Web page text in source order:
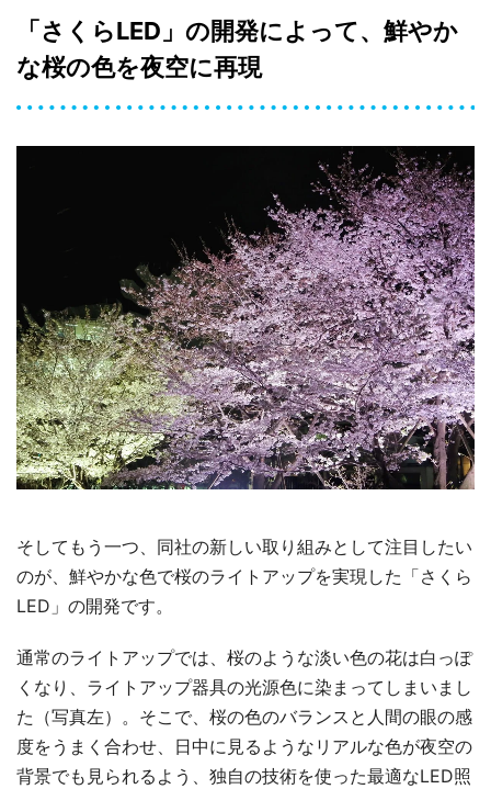
「さくらLED」の開発によって、鮮やか
な桜の色を夜空に再現
そしてもう一つ、同社の新しい取り組みとして注目したい
のが、鮮やかな色で桜のライトアップを実現した「さくら
LED」の開発です。
通常のライトアップでは、桜のような淡い色の花は白っぽ
くなり、ライトアップ器具の光源色に染まってしまいまし
た（写真左）。そこで、桜の色のバランスと人間の眼の感
度をうまく合わせ、日中に見るようなリアルな色が夜空の
背景でも見られるよう、独自の技術を使った最適なLED照